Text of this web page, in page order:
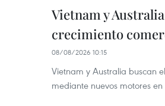
Vietnam y
crecimiento
08/08/2026 10:15
Vietnam y Australia buscan
mediante nuevos motores